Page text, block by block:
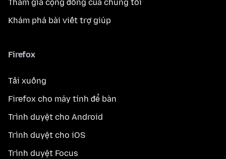
Tham gia cộng đồng của chúng tôi
Khám phá bài viết trợ giúp
Firefox
Tải xuống
Firefox cho máy tính để bàn
Trình duyệt cho Android
Trình duyệt cho iOS
Trình duyệt Focus